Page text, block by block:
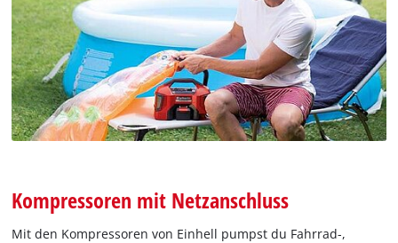
Kompressoren mit Netzanschluss
Mit den Kompressoren von Einhell pumpst du Fahrrad-,